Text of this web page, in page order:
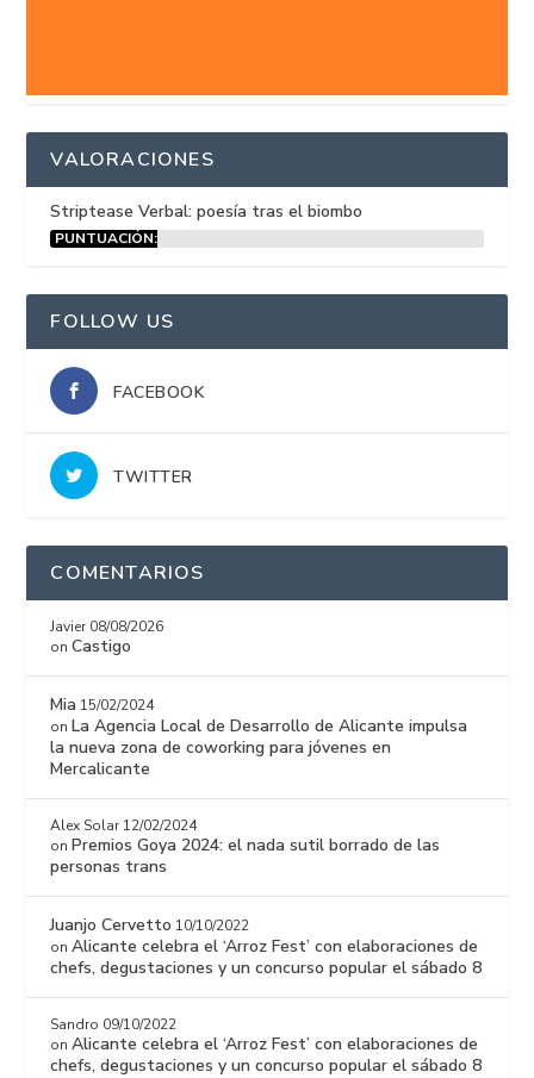
VALORACIONES
Striptease Verbal: poesía tras el biombo
PUNTUACIÓN:
FOLLOW US
FACEBOOK
TWITTER
COMENTARIOS
Javier 08/08/2026
onCastigo
Mia 15/02/2024
on La Agencia Local de Desarrollo de Alicante impulsa
la nueva zona de coworking para jóvenes en
Mercalicante
Alex Solar 12/02/2024
on Premios Goya 2024: el nada sutil borrado de las
personas trans
Juanjo Cervetto 10/10/2022
onAlicante celebra el ‘Arroz Fest’ con elaboraciones de
chefs, degustaciones y un concurso popular el sábado 8
Sandro 09/10/2022
onAlicante celebra el ‘Arroz Fest’ con elaboraciones de
chefs, degustaciones y un concurso popular el sábado 8